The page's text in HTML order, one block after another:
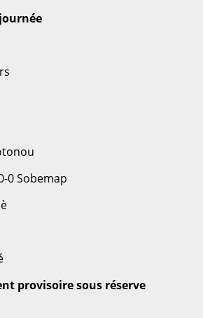
0 Sobemap
provisoire sous réserve